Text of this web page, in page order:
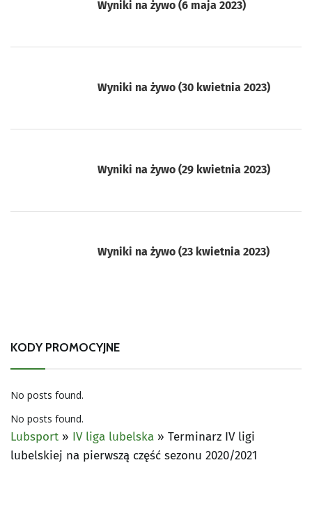
Wyniki na żywo (6 maja 2023)
Wyniki na żywo (30 kwietnia 2023)
Wyniki na żywo (29 kwietnia 2023)
Wyniki na żywo (23 kwietnia 2023)
KODY PROMOCYJNE
No posts found.
No posts found.
Lubsport » IV liga lubelska » Terminarz IV ligi
lubelskiej na pierwszą część sezonu 2020/2021